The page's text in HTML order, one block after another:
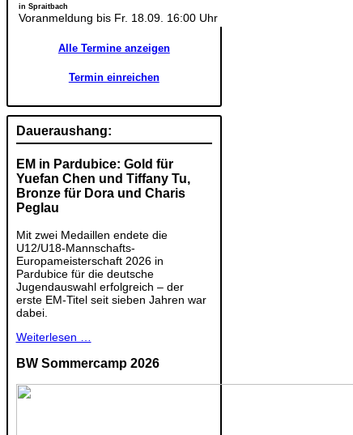
in Spraitbach
Voranmeldung bis Fr. 18.09. 16:00 Uhr
Alle Termine anzeigen
Termin einreichen
Daueraushang:
EM in Pardubice: Gold für
Yuefan Chen und Tiffany Tu,
Bronze für Dora und Charis
Peglau
Mit zwei Medaillen endete die
U12/U18-Mannschafts-
Europameisterschaft 2026 in
Pardubice für die deutsche
Jugendauswahl erfolgreich – der
erste EM-Titel seit sieben Jahren war
dabei.
Weiterlesen …
BW Sommercamp 2026